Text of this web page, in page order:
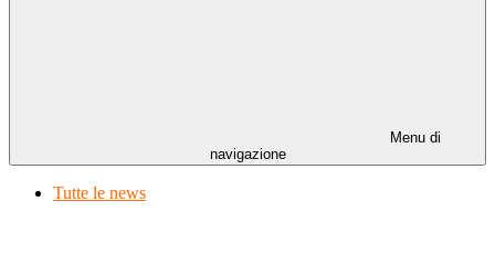
Menu di
navigazione
Tutte le news